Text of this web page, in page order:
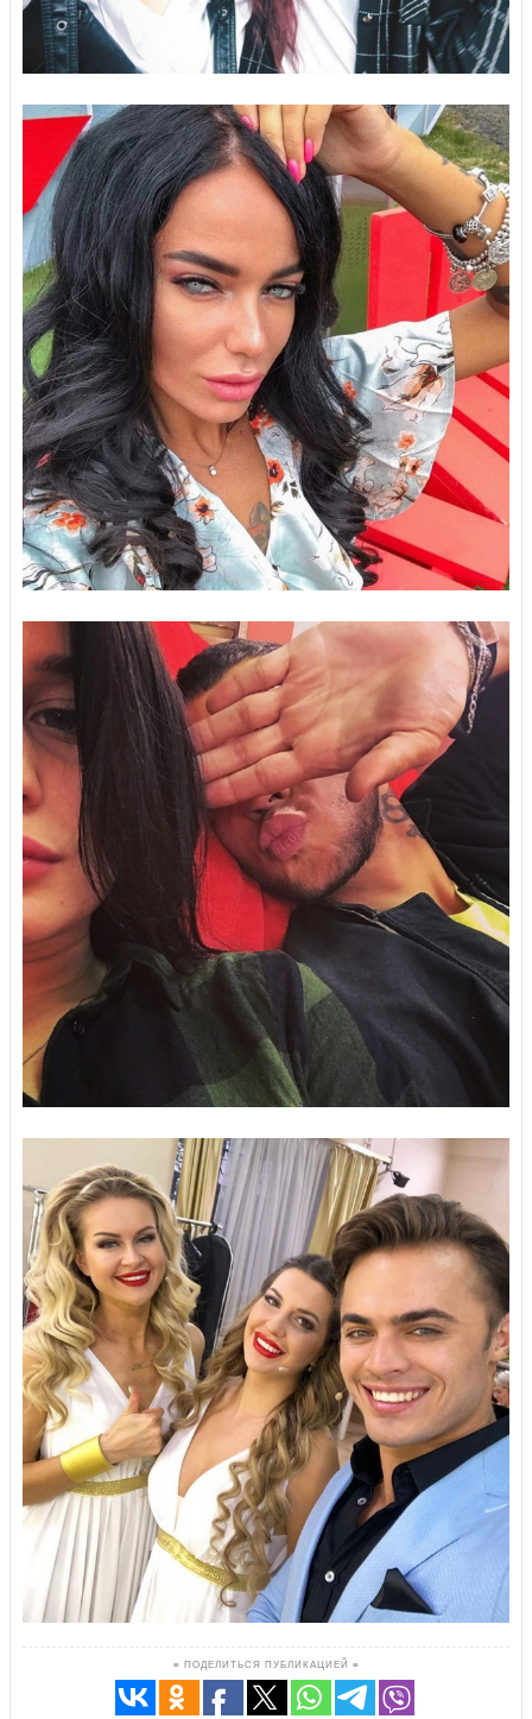
≡ ПОДЕЛИТЬСЯ ПУБЛИКАЦИЕЙ ≡